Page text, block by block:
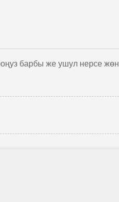
барбы же ушул нерсе